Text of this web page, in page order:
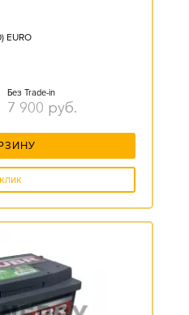
EURO
Без Trade-in
7 900 руб.